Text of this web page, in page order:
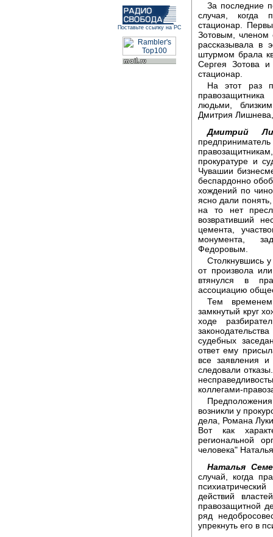
Поставьте ссылку на РС
За последние
случая, когда
стационар.
Зотовым, членом
рассказывала в
штурмом брала
Сергея Зотова и
стационар.
На этот раз
людьми,
Дмитрия
Дмитрий
прокуратуре и
Чувашии
беспардонно
хождений по
ясно дали понять,
на то нет
возвративший
цемента,
монумента,
Федоровым.
Столкнувшись
от произвола
втянулся в
ассоциацию
Тем
замкнутый круг
ходе
судебных
ответ ему
все заявления
следовали
коллегами-
возникли у
дела, Романа
Вот как
региональной
человека"
Наталья
случай, когда
действий
правозащитной
ряд
упрекнуть его в